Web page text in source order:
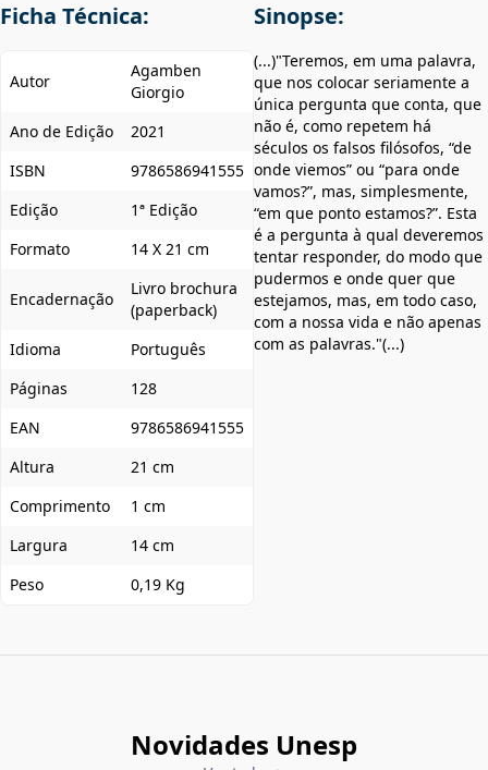
Ficha Técnica:
Autor
Agamben
Giorgio
Ano de Edição
2021
ISBN
9786586941555
Edição
1ª Edição
Formato
14 X 21 cm
Encadernação
Livro brochura
(paperback)
Idioma
Português
Páginas
128
EAN
9786586941555
Altura
21 cm
Comprimento
1 cm
Largura
14 cm
Peso
0,19 Kg
Sinopse:
(...)"Teremos, em uma palavra,
que nos colocar seriamente a
única pergunta que conta, que
não é, como repetem há
séculos os falsos filósofos, “de
onde viemos” ou “para onde
vamos?”, mas, simplesmente,
“em que ponto estamos?”. Esta
é a pergunta à qual deveremos
tentar responder, do modo que
pudermos e onde quer que
estejamos, mas, em todo caso,
com a nossa vida e não apenas
com as palavras."(...)
Novidades Unesp